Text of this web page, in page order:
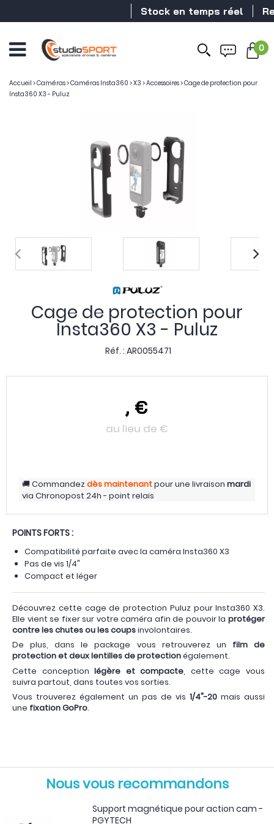
Stock en temps réel
0
Accueil >Caméras>Caméras Insta360 >X3 >Accessoires>Cage de protection pour
Insta360 X3 - Puluz
Cage de protection pour
Insta360 X3 - Puluz
Réf. : AR0055471
, €
au lieu de €
Commandezdès maintenantpour une livraison mardi
via Chronopost 24h - point relais
POINTS FORTS :
Compatibilité parfaite avec la caméra Insta360 X3
Pas de vis 1/4"
Compact et léger
Découvrez cette cage de protection Puluz pour Insta360 X3.
Elle vient se fixer sur votre caméra afin de pouvoir la protéger
contre les chutes ou les coupsinvolontaires.
De plus, dans le package vous retrouverez un film de
protection et deux lentilles de protectionégalement.
Cette conceptionlégère et compacte , cette cage vous
suivra partout, dans toutes vos sorties.
Vous trouverez également un pas de vis 1/4"-20 mais aussi
une fixation GoPro.
Nous vous recommandons
Support magnétique pour action cam -
PGYTECH